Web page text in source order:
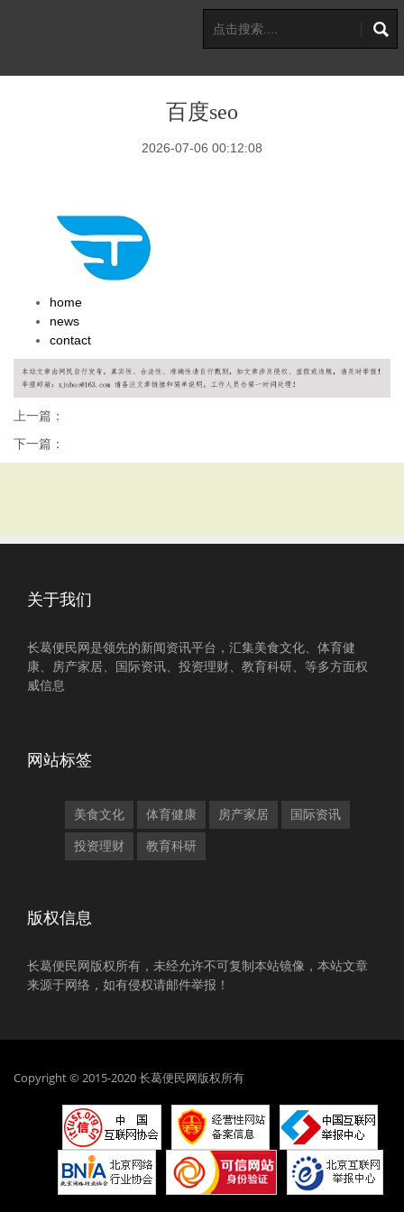
百度seo
2026-07-06 00:12:08
home
news
contact
上一篇：
下一篇：
关于我们
长葛便民网是领先的新闻资讯平台，汇集美食文化、体育健
康、房产家居、国际资讯、投资理财、教育科研、等多方面权
威信息
网站标签
美食文化 体育健康 房产家居 国际资讯
投资理财 教育科研
版权信息
长葛便民网版权所有，未经允许不可复制本站镜像，本站文章
来源于网络，如有侵权请邮件举报！
Copyright © 2015-2020 长葛便民网版权所有